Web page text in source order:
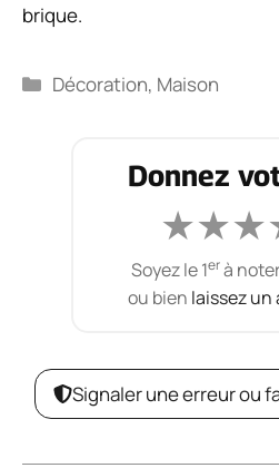
brique.
Catégories
Décoration, Maison
Donnez
★★★
Soyez le 1erà
ou bien laissez un
Signaler une erreur ou